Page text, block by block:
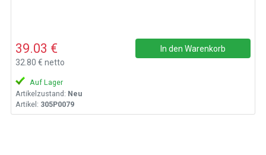
39.03 €
32.80 € netto
In den Warenkorb
Auf Lager
Artikelzustand: Neu
Artikel: 305P0079